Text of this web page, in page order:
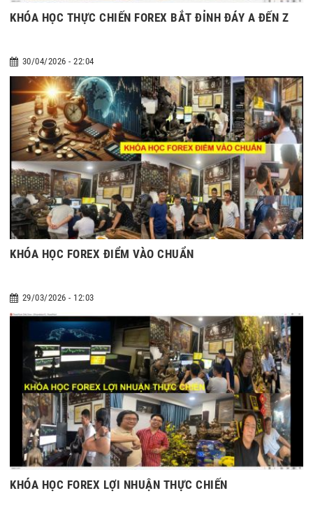
KHÓA HỌC THỰC CHIẾN FOREX BẮT ĐỈNH ĐÁY A ĐẾN Z
30/04/2026 - 22:04
KHÓA HỌC FOREX ĐIỂM VÀO CHUẨN
29/03/2026 - 12:03
KHÓA HỌC FOREX LỢI NHUẬN THỰC CHIẾN